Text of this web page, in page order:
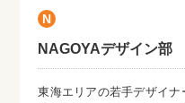
N
NAGOYAデザイン部
東海エリアの若手デザイ